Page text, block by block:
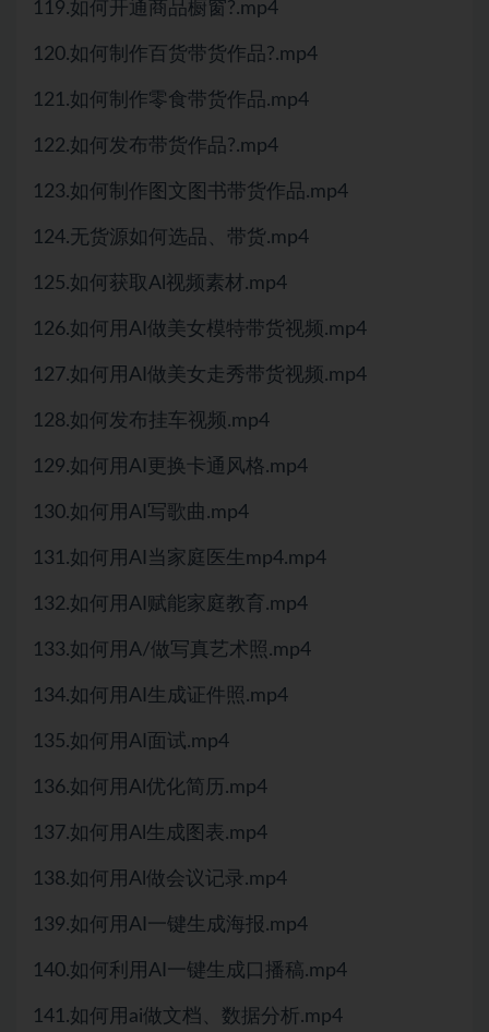
119.如何开通商品橱窗?.mp4
120.如何制作百货带货作品?.mp4
121.如何制作零食带货作品.mp4
122.如何发布带货作品?.mp4
123.如何制作图文图书带货作品.mp4
124.无货源如何选品、带货.mp4
125.如何获取Al视频素材.mp4
126.如何用AI做美女模特带货视频.mp4
127.如何用AI做美女走秀带货视频.mp4
128.如何发布挂车视频.mp4
129.如何用AI更换卡通风格.mp4
130.如何用AI写歌曲.mp4
131.如何用AI当家庭医生mp4.mp4
132.如何用AI赋能家庭教育.mp4
133.如何用A/做写真艺术照.mp4
134.如何用AI生成证件照.mp4
135.如何用AI面试.mp4
136.如何用Al优化简历.mp4
137.如何用Al生成图表.mp4
138.如何用Al做会议记录.mp4
139.如何用AI一键生成海报.mp4
140.如何利用AI一键生成口播稿.mp4
141.如何用ai做文档、数据分析.mp4